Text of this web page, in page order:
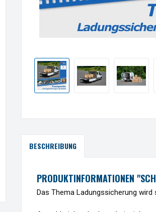
BESCHREIBUNG
PRODUKTINFORMATIONEN
Das Thema Ladungssicherung